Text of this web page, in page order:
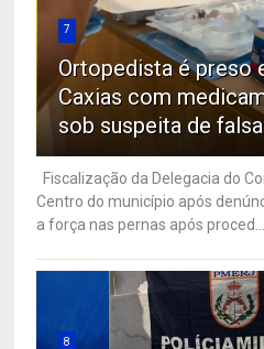
7
Ortopedista é preso
Caxias com
sob suspeita de
Fiscalização da Delegacia do
Centro do município após
a força nas pernas após proced...
8